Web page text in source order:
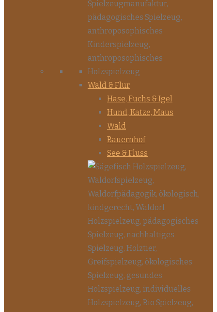
Wald & Flur
Hase, Fuchs & Igel
Hund, Katze, Maus
Wald
Bauernhof
See & Fluss